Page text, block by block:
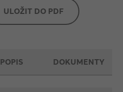
ULOŽIT DO PDF
POPIS DOKUMENTY